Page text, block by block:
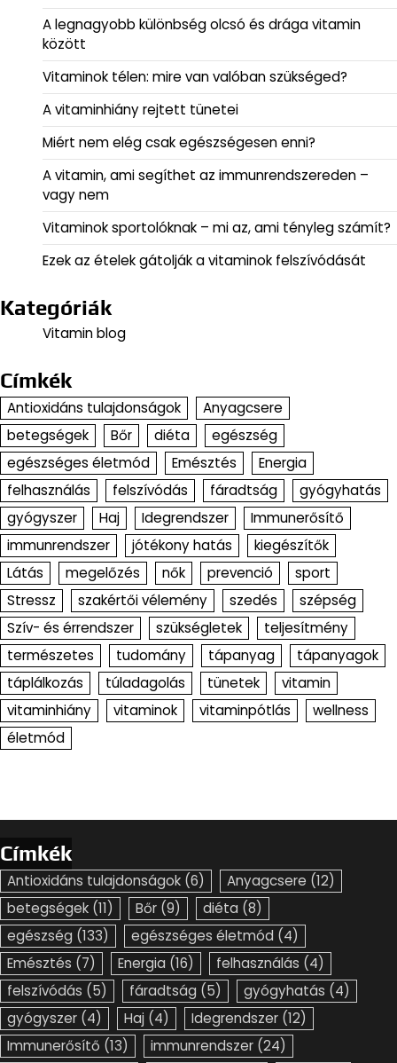
A legnagyobb különbség olcsó és drága vitamin
között
Vitaminok télen: mire van valóban szükséged?
A vitaminhiány rejtett tünetei
Miért nem elég csak egészségesen enni?
A vitamin, ami segíthet az immunrendszereden –
vagy nem
Vitaminok sportolóknak – mi az, ami tényleg számít?
Ezek az ételek gátolják a vitaminok felszívódását
Kategóriák
Vitamin blog
Címkék
Antioxidáns tulajdonságok
Anyagcsere
betegségek
Bőr diéta
egészség
egészséges életmód
Emésztés
Energia
felhasználás
felszívódás fáradtság
gyógyhatás
gyógyszer
Haj Idegrendszer
Immunerősítő
immunrendszer
jótékony hatás
kiegészítők
Látás
megelőzés nők prevenció
sport
Stressz
szakértői vélemény szedés
szépség
Szív- és érrendszer
szükségletek
teljesítmény
természetes
tudomány tápanyag
tápanyagok
táplálkozás
túladagolás tünetek
vitamin
vitaminhiány
vitaminok vitaminpótlás
wellness
életmód
Címkék
Antioxidáns tulajdonságok (6) Anyagcsere (12)
betegségek (11) Bőr (9) diéta (8)
egészség (133) egészséges életmód (4)
Emésztés (7) Energia (16) felhasználás (4)
felszívódás (5) fáradtság (5) gyógyhatás (4)
gyógyszer (4) Haj (4) Idegrendszer (12)
Immunerősítő (13) immunrendszer (24)